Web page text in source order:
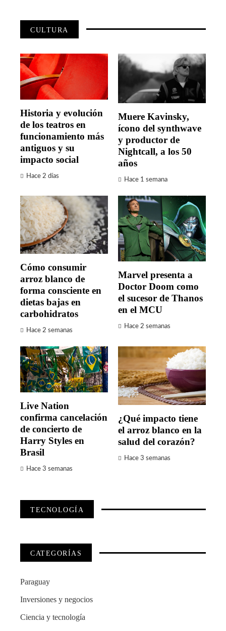
CULTURA
Historia y evolución
de los teatros en
funcionamiento más
antiguos y su
impacto social
Hace 2 días
Muere Kavinsky,
ícono del synthwave
y productor de
Nightcall, a los 50
años
Hace 1 semana
Cómo consumir
arroz blanco de
forma consciente en
dietas bajas en
carbohidratos
Hace 2 semanas
Marvel presenta a
Doctor Doom como
el sucesor de Thanos
en el MCU
Hace 2 semanas
Live Nation
confirma cancelación
de concierto de
Harry Styles en
Brasil
Hace 3 semanas
¿Qué impacto tiene
el arroz blanco en la
salud del corazón?
Hace 3 semanas
TECNOLOGÍA
CATEGORÍAS
Paraguay
Inversiones y negocios
Ciencia y tecnología